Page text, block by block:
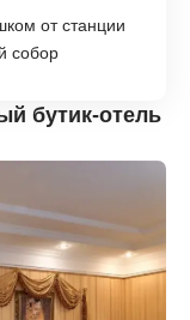
от станции
собор
бутик-отель